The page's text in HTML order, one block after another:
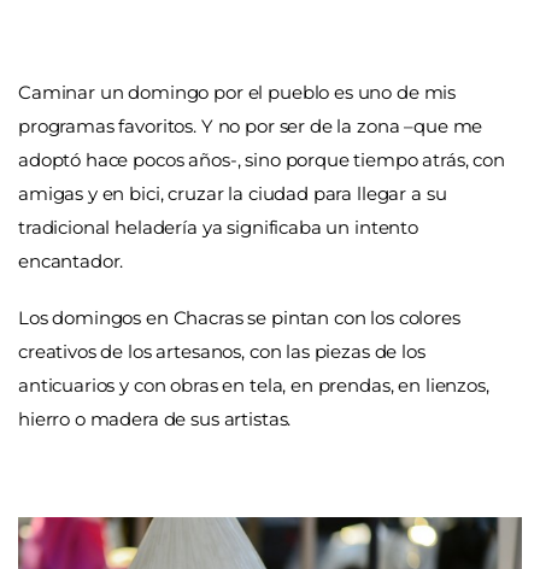
Caminar un domingo por el pueblo es uno de mis
programas favoritos. Y no por ser de la zona –que me
adoptó hace pocos años-, sino porque tiempo atrás, con
amigas y en bici, cruzar la ciudad para llegar a su
tradicional heladería ya significaba un intento
encantador.
Los domingos en Chacras se pintan con los colores
creativos de los artesanos, con las piezas de los
anticuarios y con obras en tela, en prendas, en lienzos,
hierro o madera de sus artistas.